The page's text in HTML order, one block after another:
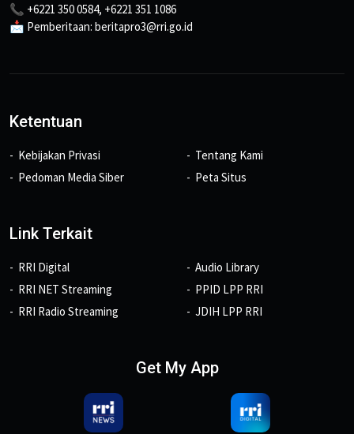
📞 +6221 350 0584, +6221 351 1086
📩 Pemberitaan: beritapro3@rri.go.id
Ketentuan
Kebijakan Privasi
Pedoman Media Siber
Tentang Kami
Peta Situs
Link Terkait
RRI Digital
RRI NET Streaming
RRI Radio Streaming
Audio Library
PPID LPP RRI
JDIH LPP RRI
Get My App